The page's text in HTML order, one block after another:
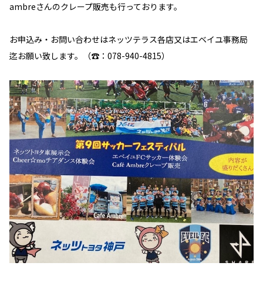
ambreさんのクレープ販売も行っております。
お申込み・お問い合わせはネッツテラス各店又はエベイユ事務局
迄お願い致します。（☎：078-940-4815）